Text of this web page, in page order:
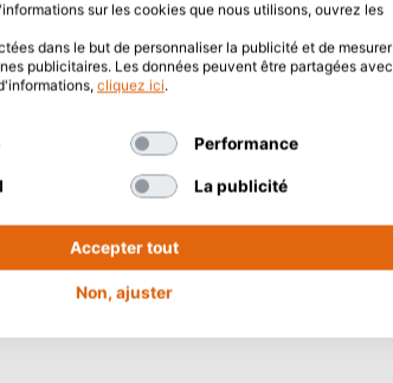
sur les cookies que nous utilisons, ouvrez les
dans le but de personnaliser la publicité et de mesurer
publicitaires. Les données peuvent être partagées avec
cliquez ici.
Performance
La publicité
Accepter tout
Non, ajuster